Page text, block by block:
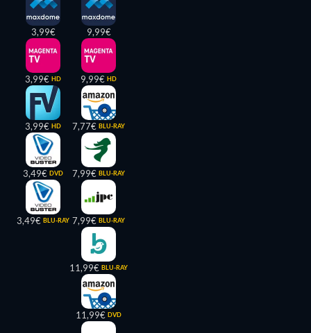
3,99€
3,99€ HD
3,99€ HD
3,49€ DVD
3,49€ BLU-RAY
9,99€
9,99€ HD
7,77€ BLU-RAY
7,99€ BLU-RAY
7,99€ BLU-RAY
11,99€ BLU-RAY
11,99€ DVD